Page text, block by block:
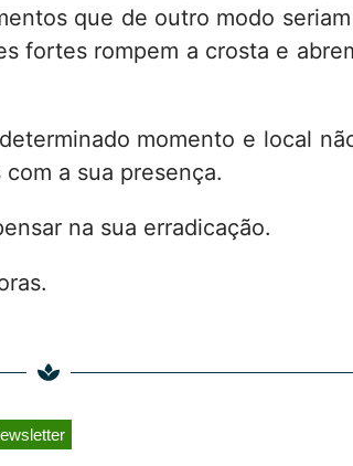
que de outro modo
fortes rompem a crosta e
momento e local
a sua presença.
na sua erradicação.